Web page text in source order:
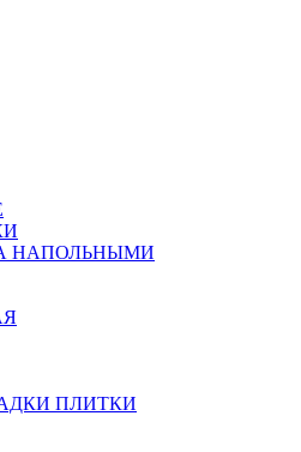
НАПОЛЬНЫМИ
ПЛИТКИ